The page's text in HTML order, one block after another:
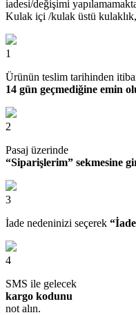
iadesi/değişimi
Kulak içi /kulak üstü
1
Ürünün teslim tarihinden
14 gün geçmediğine emin
2
Pasaj üzerinde
“Siparişlerim” sekmesine
3
İade nedeninizi seçerek
4
SMS ile gelecek
kargo kodunu
not alın.